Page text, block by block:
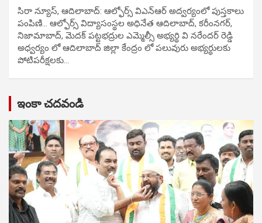
సిరా న్యూస్, ఆదిలాబాద్: ఆల్ఫోర్స్ విఎన్ఆర్ అద్వర్యంలో పుస్తకాలు
పంపిణి… ఆల్ఫోర్స్ విద్యాసంస్థల అధినేత ఆదిలాబాద్, కరీంనగర్,
నిజామాబాద్, మెదక్ పట్టభద్రుల ఎమ్మెల్సీ అభ్యర్థి వి నరేందర్ రెడ్డి
అధ్వర్యం లో ఆదిలాబాద్ జిల్లా కేంద్రం లో పలువురు అభ్యర్థులకు
పోటిప‌రీక్ష‌ల‌కు…
ఇంకా చదవండి